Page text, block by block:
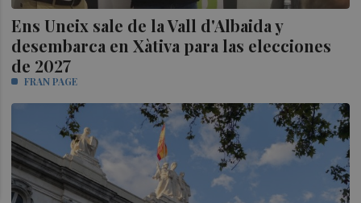
Ens Uneix sale de la Vall d'Albaida y
desembarca en Xàtiva para las elecciones
de 2027
FRAN PAGE